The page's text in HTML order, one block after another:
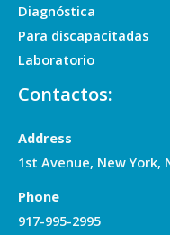
Diagnóstica
Para discapacitadas
Laboratorio
Contactos:
Address
1st Avenue, New York,
Phone
917-995-2995